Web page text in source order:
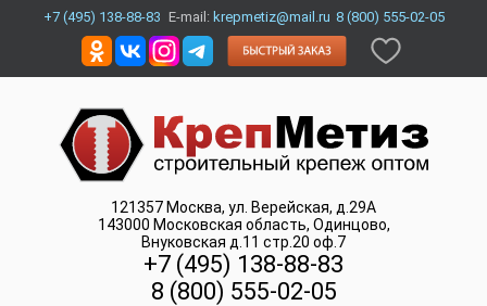
+7 (495) 138-88-83 E-mail: krepmetiz@mail.ru 8 (800) 555-02-05
121357 Москва, ул. Верейская, д.29А
143000 Московская область, Одинцово,
Внуковская д.11 стр.20 оф.7
+7 (495) 138-88-83
8 (800) 555-02-05